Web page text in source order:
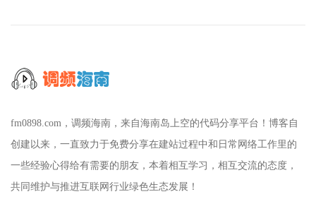
fm0898.com，调频海南，来自海南岛上空的代码分享平台！博客自
创建以来，一直致力于免费分享在建站过程中和日常网络工作里的
一些经验心得给有需要的朋友，本着相互学习，相互交流的态度，
共同维护与推进互联网行业绿色生态发展！